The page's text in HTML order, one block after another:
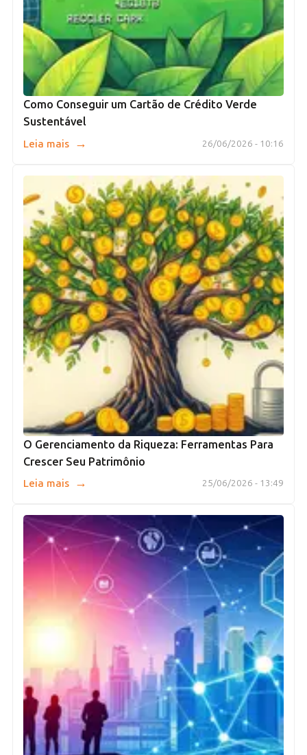
Como Conseguir um Cartão de Crédito Verde
Sustentável
26/06/2026 - 10:16
Leia mais →
O Gerenciamento da Riqueza: Ferramentas Para
Crescer Seu Patrimônio
25/06/2026 - 13:49
Leia mais →